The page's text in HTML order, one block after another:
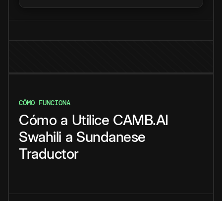
CÓMO FUNCIONA
Cómo a Utilice CAMB.AI
Swahili a Sundanese
Traductor